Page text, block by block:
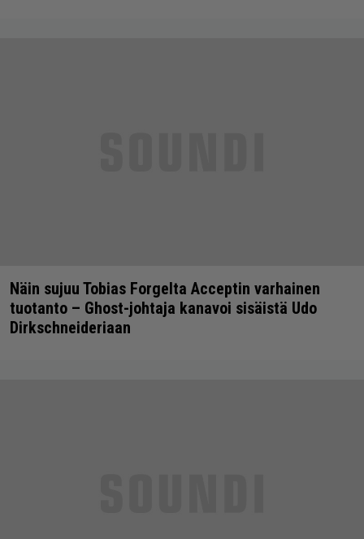
Näin sujuu Tobias Forgelta Acceptin varhainen
tuotanto – Ghost-johtaja kanavoi sisäistä Udo
Dirkschneideriaan